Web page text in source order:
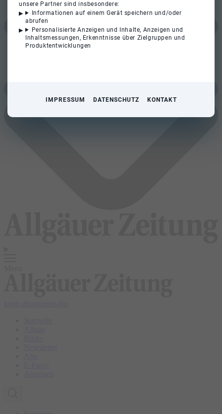
unsere Partner sind insbesondere:
Informationen auf einem Gerät speichern und/oder
abrufen
Personalisierte Anzeigen und Inhalte, Anzeigen und
Inhaltsmessungen, Erkenntnisse über Zielgruppen und
Produktentwicklungen
IMPRESSUM DATENSCHUTZ KONTAKT